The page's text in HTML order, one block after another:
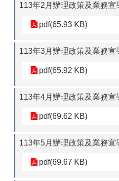
113年2月辦理政策及業務宣
pdf(65.93 KB)
113年3月辦理政策及業務宣
pdf(65.92 KB)
113年4月辦理政策及業務宣
pdf(69.62 KB)
113年5月辦理政策及業務宣
pdf(69.67 KB)